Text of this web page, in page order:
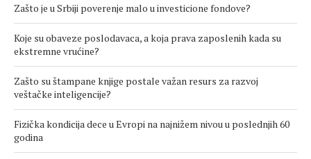
Zašto je u Srbiji poverenje malo u investicione fondove?
Koje su obaveze poslodavaca, a koja prava zaposlenih kada su
ekstremne vrućine?
Zašto su štampane knjige postale važan resurs za razvoj
veštačke inteligencije?
Fizička kondicija dece u Evropi na najnižem nivou u poslednjih 60
godina